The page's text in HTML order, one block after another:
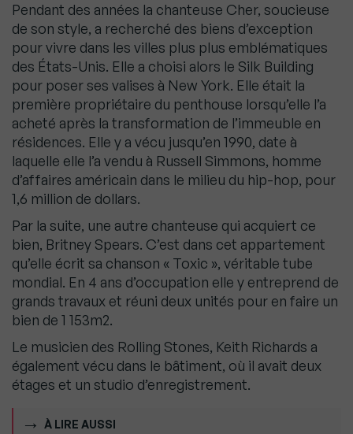
Pendant des années la chanteuse Cher, soucieuse
de son style, a recherché des biens d’exception
pour vivre dans les villes plus plus emblématiques
des États-Unis. Elle a choisi alors le Silk Building
pour poser ses valises à New York. Elle était la
première propriétaire du penthouse lorsqu’elle l’a
acheté après la transformation de l’immeuble en
résidences. Elle y a vécu jusqu’en 1990, date à
laquelle elle l’a vendu à Russell Simmons, homme
d’affaires américain dans le milieu du hip-hop, pour
1,6 million de dollars.
Par la suite, une autre chanteuse qui acquiert ce
bien, Britney Spears. C’est dans cet appartement
qu’elle écrit sa chanson « Toxic », véritable tube
mondial. En 4 ans d’occupation elle y entreprend de
grands travaux et réuni deux unités pour en faire un
bien de 1 153m2.
Le musicien des Rolling Stones, Keith Richards a
également vécu dans le bâtiment, où il avait deux
étages et un studio d’enregistrement.
À LIRE AUSSI